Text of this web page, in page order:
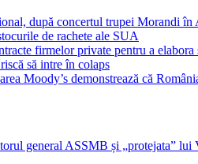
după concertul trupei Morandi în
de rachete ale SUA
firmelor private pentru a
să intre în colaps
Moody’s demonstrează că
general ASSMB și „protejata”